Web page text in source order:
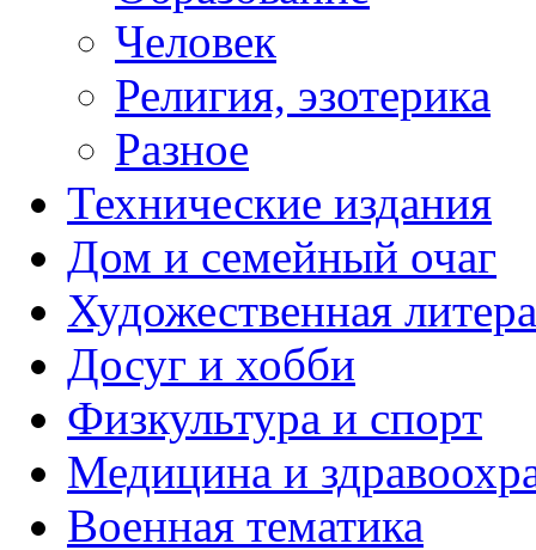
Человек
Религия, эзотерика
Разное
Технические издания
Дом и семейный очаг
Художественная
Досуг и хобби
Физкультура и спорт
Медицина и
Военная тематика